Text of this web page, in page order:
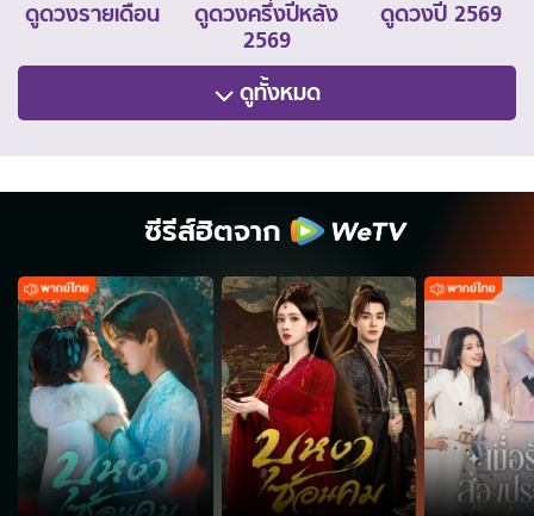
ดูดวงรายเดือน
ดูดวงครึ่งปีหลัง
2569
ดูดวงปี 2569
ดูทั้งหมด
ซีรีส์ฮิตจาก